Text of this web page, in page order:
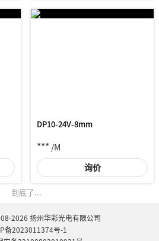
DP10-24V-8mm
*** /M
询价
到底了...
2026 扬州华彩光电有限公司
备2023011374号-1